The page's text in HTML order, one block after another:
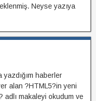
Neyse yazıya
yazdığım haberler
alan ?HTML5?in yeni
adlı makaleyi okudum ve